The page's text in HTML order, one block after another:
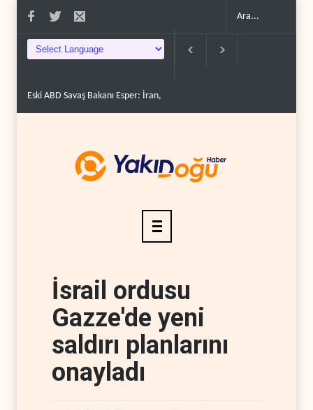
‘Mekke İttifakı’nın çelişkileri ve bölgesel hesapl..
İsrail ordusu
Gazze'de yeni
saldırı planlarını
onayladı